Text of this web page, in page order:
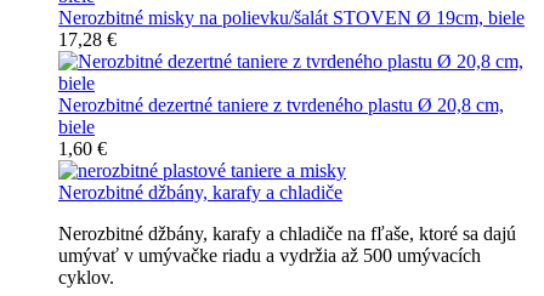
Nerozbitné misky na polievku/šalát STOVEN Ø 19cm, biele
17,28 €
Nerozbitné dezertné taniere z tvrdeného plastu Ø 20,8 cm,
biele
1,60 €
Nerozbitné džbány, karafy a chladiče
Nerozbitné džbány, karafy a chladiče na fľaše, ktoré sa dajú
umývať v umývačke riadu a vydržia až 500 umývacích
cyklov.